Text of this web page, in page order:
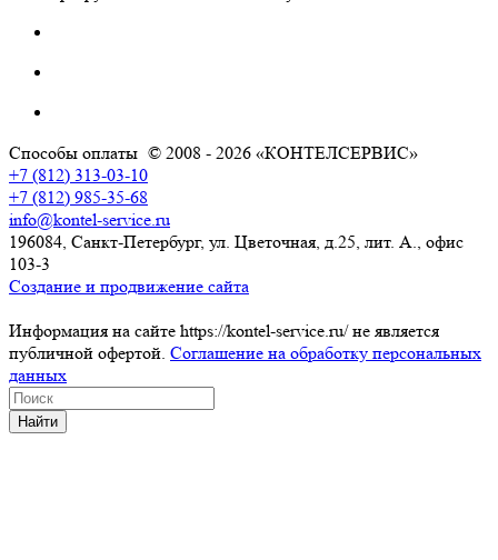
Способы оплаты © 2008 - 2026 «КОНТЕЛСЕРВИС»
+7 (812) 313-03-10
+7 (812) 985-35-68
info@kontel-service.ru
196084, Санкт-Петербург, ул. Цветочная, д.25, лит. А., офис
103-3
Создание и продвижение сайта
Информация на сайте https://kontel-service.ru/ не является
публичной офертой. Соглашение на обработку персональных
данных
Найти